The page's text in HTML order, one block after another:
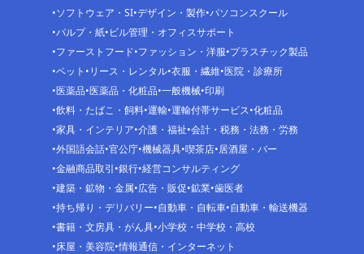
ソフトウェア・SI デザイン・製作 パソコンスクール
パルプ・紙 ビル管理・オフィスサポート
ファーストフード ファッション・洋服 プラスチック製品
ペット リース・レンタル 衣服・繊維 医院・診療所
医薬品 医薬品・化粧品 一般機械 印刷
飲料・たばこ・飼料 運輸 運輸付帯サービス 化粧品
家具・インテリア 介護・福祉 会計・税務・法務・労務
外国語会話 官公庁 機械器具 喫茶店 居酒屋・バー
金融商品取引 銀行 経営コンサルティング
建築・鉱物・金属 広告・販促 鉱業 歯医者
持ち帰り・デリバリー 自動車・自転車 自動車・輸送機器
書籍・文房具・がん具 小学校・中学校・高校
床屋・美容院 情報通信・インターネット